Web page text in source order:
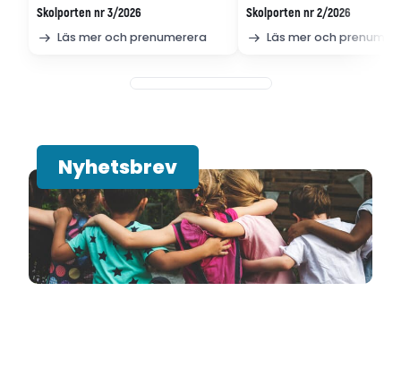
Skolporten nr 3/2026
Läs mer och prenumerera
Skolporten nr 2/2026
Läs mer och
Nyhetsbrev